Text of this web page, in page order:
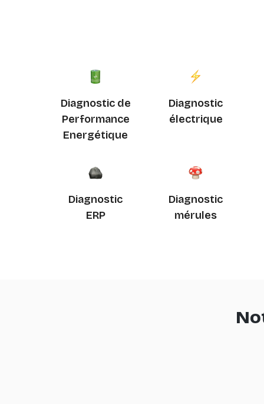
Diagnostic de
Performance
Energétique
Diagnostic
électrique
Diagnostic
ERP
Diagnostic
mérules